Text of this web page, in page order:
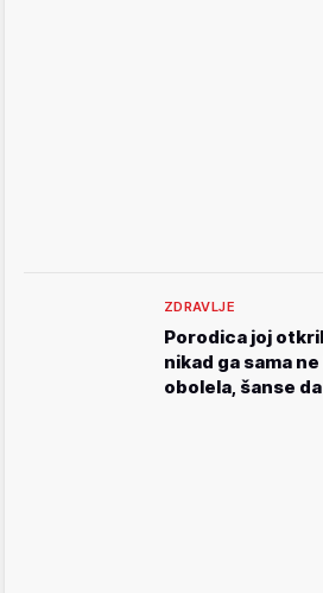
ZDRAVLJE
Porodica joj
nikad ga sama
obolela, šanse